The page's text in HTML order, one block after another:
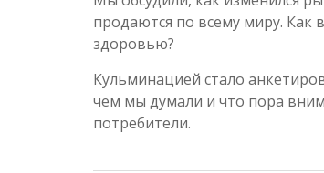
продаются по всему миру. Как
здоровью?
Кульминацией стало
чем мы думали и что пора
потребители.